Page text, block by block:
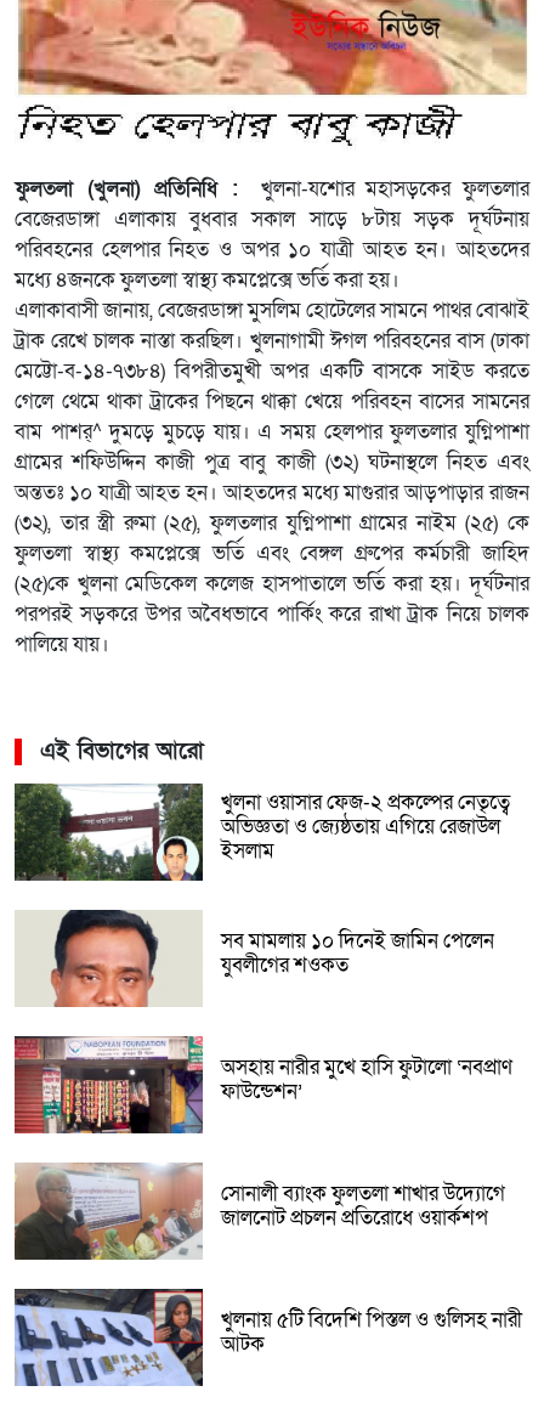
ফুলতলা (খুলনা) প্রতিনিধি : খুলনা-যশোর মহাসড়কের ফুলতলার
বেজেরডাঙ্গা এলাকায় বুধবার সকাল সাড়ে ৮টায় সড়ক দূর্ঘটনায়
পরিবহনের হেলপার নিহত ও অপর ১০ যাত্রী আহত হন। আহতদের
মধ্যে ৪জনকে ফুলতলা স্বাস্থ্য কমপ্লেক্সে ভর্তি করা হয়।
এলাকাবাসী জানায়, বেজেরডাঙ্গা মুসলিম হোটেলের সামনে পাথর বোঝাই
ট্রাক রেখে চালক নাস্তা করছিল। খুলনাগামী ঈগল পরিবহনের বাস (ঢাকা
মেট্টো-ব-১৪-৭৩৮৪) বিপরীতমুখী অপর একটি বাসকে সাইড করতে
গেলে থেমে থাকা ট্রাকের পিছনে থাক্কা খেয়ে পরিবহন বাসের সামনের
বাম পাশর্^ দুমড়ে মুচড়ে যায়। এ সময় হেলপার ফুলতলার যুগ্নিপাশা
গ্রামের শফিউদ্দিন কাজী পুত্র বাবু কাজী (৩২) ঘটনাস্থলে নিহত এবং
অন্ততঃ ১০ যাত্রী আহত হন। আহতদের মধ্যে মাগুরার আড়পাড়ার রাজন
(৩২), তার স্ত্রী রুমা (২৫), ফুলতলার যুগ্নিপাশা গ্রামের নাইম (২৫) কে
ফুলতলা স্বাস্থ্য কমপ্লেক্সে ভর্তি এবং বেঙ্গল গ্রুপের কর্মচারী জাহিদ
(২৫)কে খুলনা মেডিকেল কলেজ হাসপাতালে ভর্তি করা হয়। দূর্ঘটনার
পরপরই সড়করে উপর অবৈধভাবে পার্কিং করে রাখা ট্রাক নিয়ে চালক
পালিয়ে যায়।
এই বিভাগের আরো
খুলনা ওয়াসার ফেজ-২ প্রকল্পের নেতৃত্বে
অভিজ্ঞতা ও জ্যেষ্ঠতায় এগিয়ে রেজাউল
ইসলাম
সব মামলায় ১০ দিনেই জামিন পেলেন
যুবলীগের শওকত
অসহায় নারীর মুখে হাসি ফুটালো ‘নবপ্রাণ
ফাউন্ডেশন’
সোনালী ব্যাংক ফুলতলা শাখার উদ্যোগে
জালনোট প্রচলন প্রতিরোধে ওয়ার্কশপ
খুলনায় ৫টি বিদেশি পিস্তল ও গুলিসহ নারী
আটক